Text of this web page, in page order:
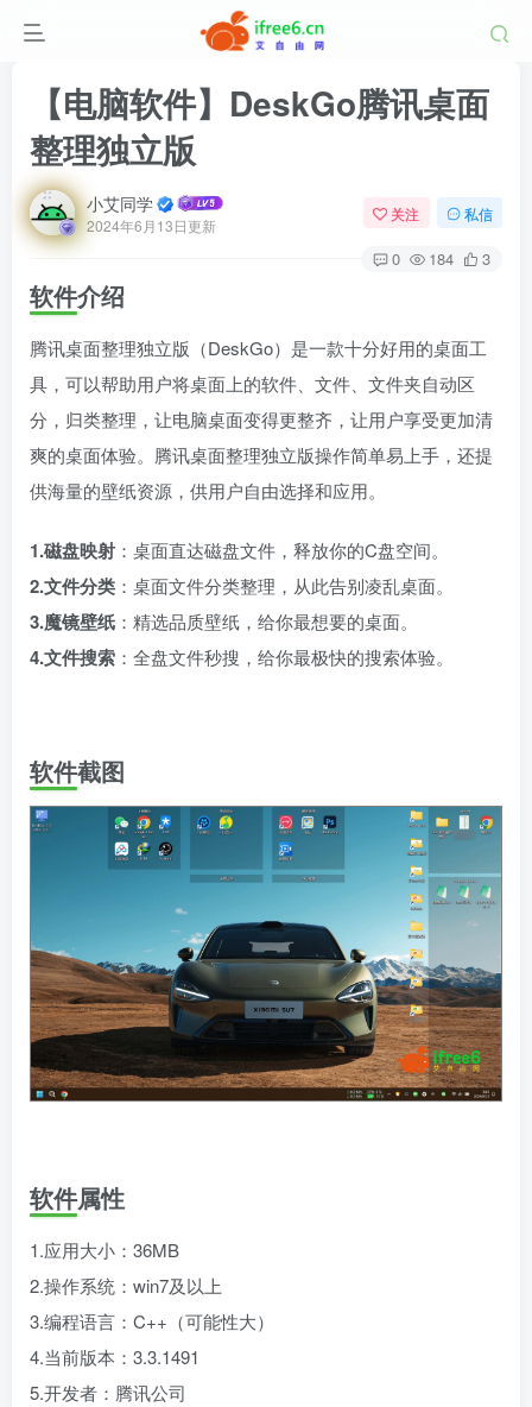
【电脑软件】DeskGo腾讯桌面
整理独立版
小艾同学
2024年6月13日更新
关注 私信
0 184 3
软件介绍
腾讯桌面整理独立版（DeskGo）是一款十分好用的桌面工
具，可以帮助用户将桌面上的软件、文件、文件夹自动区
分，归类整理，让电脑桌面变得更整齐，让用户享受更加清
爽的桌面体验。腾讯桌面整理独立版操作简单易上手，还提
供海量的壁纸资源，供用户自由选择和应用。
1.磁盘映射 ：桌面直达磁盘文件，释放你的C盘空间。
2.文件分类 ：桌面文件分类整理，从此告别凌乱桌面。
3.魔镜壁纸 ：精选品质壁纸，给你最想要的桌面。
4.文件搜索 ：全盘文件秒搜，给你最极快的搜索体验。
软件截图
软件属性
1.应用大小：36MB
2.操作系统：win7及以上
3.编程语言：C++（可能性大）
4.当前版本：3.3.1491
5.开发者：腾讯公司